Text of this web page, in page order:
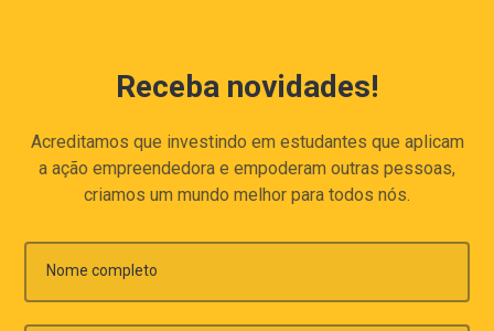
Receba novidades!
Acreditamos que investindo em estudantes que aplicam
a ação empreendedora e empoderam outras pessoas,
criamos um mundo melhor para todos nós.
Nome completo